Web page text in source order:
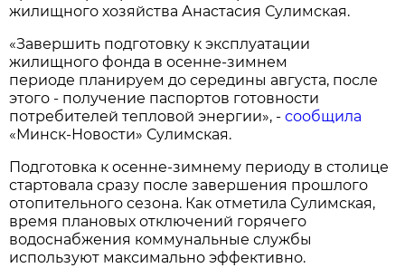
жилищного хозяйства Анастасия Сулимская.
«Завершить подготовку к эксплуатации
жилищного фонда в осенне-зимнем
периоде планируем до середины августа, после
этого - получение паспортов готовности
потребителей тепловой энергии», -сообщила
«Минск-Новости» Сулимская.
Подготовка к осенне-зимнему периоду в столице
стартовала сразу после завершения прошлого
отопительного сезона. Как отметила Сулимская,
время плановых отключений горячего
водоснабжения коммунальные службы
используют максимально эффективно.